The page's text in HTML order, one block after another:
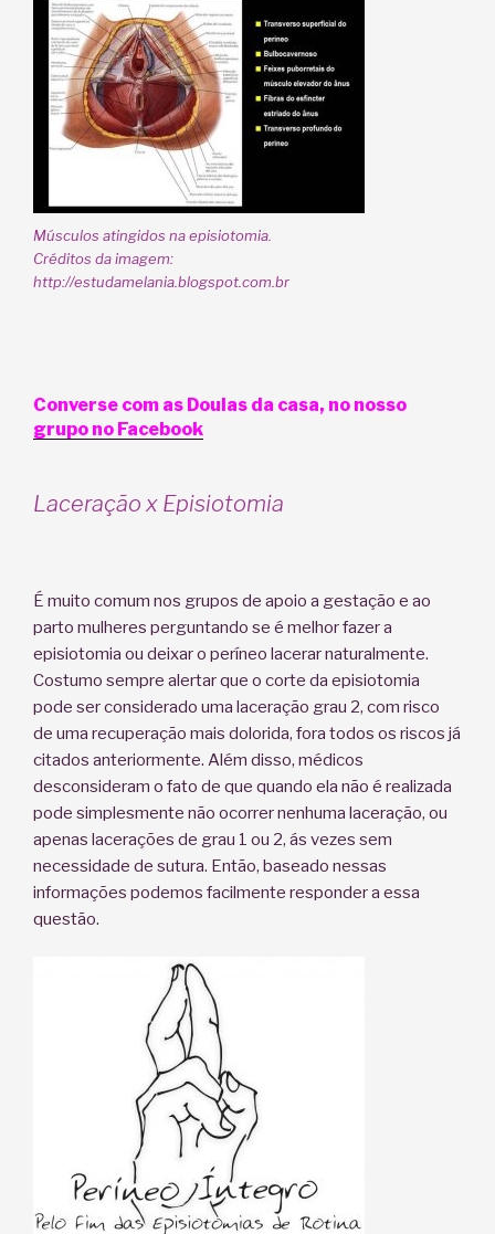
Músculos atingidos na episiotomia.
Créditos da imagem:
http://estudamelania.blogspot.com.br
Converse com as Doulas da casa, no nosso
grupo no Facebook
Laceração x Episiotomia
É muito comum nos grupos de apoio a gestação e ao
parto mulheres perguntando se é melhor fazer a
episiotomia ou deixar o períneo lacerar naturalmente.
Costumo sempre alertar que o corte da episiotomia
pode ser considerado uma laceração grau 2, com risco
de uma recuperação mais dolorida, fora todos os riscos já
citados anteriormente. Além disso, médicos
desconsideram o fato de que quando ela não é realizada
pode simplesmente não ocorrer nenhuma laceração, ou
apenas lacerações de grau 1 ou 2, ás vezes sem
necessidade de sutura. Então, baseado nessas
informações podemos facilmente responder a essa
questão.